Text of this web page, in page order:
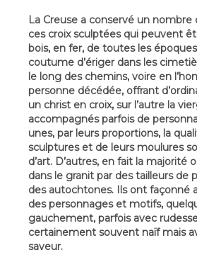
La Creuse a conservé un nombre
ces croix sculptées qui peuvent
bois, en fer, de toutes les
coutume d’ériger dans les
le long des chemins, voire en
personne décédée, offrant
un christ en croix, sur l’autre la
accompagnés parfois de
unes, par leurs proportions, la
sculptures et de leurs moulures
d’art. D’autres, en fait la majorité
dans le granit par des tailleurs de
des autochtones. Ils ont façonné
des personnages et motifs,
gauchement, parfois avec
certainement souvent naïf mais
saveur.